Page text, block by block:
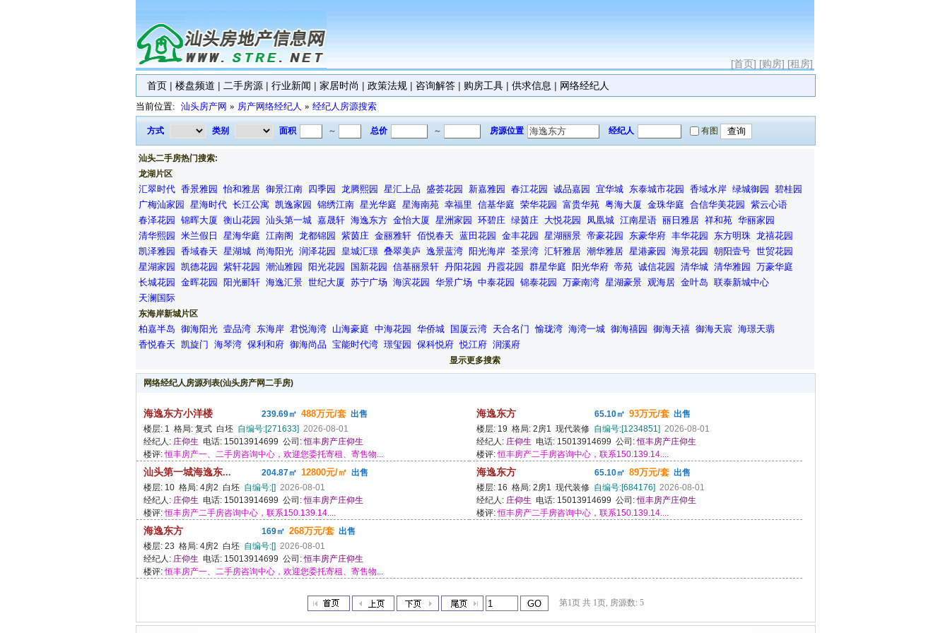
[首页] [购房] [租房]
首页 | 楼盘频道 | 二手房源 | 行业新闻 | 家居时尚 | 政策法规 | 咨询解答 | 购房工具 | 供求信息 | 网络经纪人
当前位置: 汕头房产网 » 房产网络经纪人 » 经纪人房源搜索
方式 类别 面积 ～ 总价 ～ 房源位置 经纪人 有图
汕头二手房热门搜索:
龙湖片区
汇翠时代 香景雅园 怡和雅居 御景江南 四季园 龙腾熙园 星汇上品 盛荟花园 新嘉雅园 春江花园 诚品嘉园 宜华城 东泰城市花园 香域水岸 绿城御园
碧桂园
广梅汕家园
星海时代 长江公寓 凯逸家园 锦绣江南 星光华庭 星海南苑 幸福里 信基华庭 荣华花园 富贵华苑 粤海大厦 金珠华庭 合信华美花园
紫云心语
春泽花园
锦晖大厦 衡山花园 汕头第一城 嘉晟轩 海逸东方 金怡大厦 星洲家园 环碧庄 绿茵庄 大悦花园 凤凰城 江南星语 丽日雅居 祥和苑 华丽家园
清华熙园
米兰假日 星海华庭 江南阁 龙都锦园 紫茵庄 金丽雅轩 佰悦春天 蓝田花园 金丰花园 星湖丽景 帝豪花园 东豪华府 丰华花园 东方明珠 龙禧花园
凯泽雅园
香域春天 星湖城 尚海阳光 润泽花园 皇城汇璟 叠翠美庐 逸景蓝湾 阳光海岸 荃景湾 汇轩雅居 潮华雅居 星港豪园 海景花园 朝阳壹号 世贸花园
星湖家园
凯德花园 紫轩花园 潮汕雅园 阳光花园 国新花园 信基丽景轩 丹阳花园 丹霞花园 群星华庭 阳光华府 帝苑 诚信花园 清华城 清华雅园
万豪华庭
长城花园
金晖花园 阳光郦轩 海逸汇景 世纪大厦 苏宁广场 海滨花园 华景广场 中泰花园 锦泰花园 万豪南湾 星湖豪景 观海居 金叶岛 联泰新城中心
天澜国际
东海岸新城片区
柏嘉半岛 御海阳光 壹品湾 东海岸 君悦海湾 山海豪庭 中海花园 华侨城 国厦云湾 天合名门 愉珑湾 海湾一城 御海禧园 御海天禧 御海天宸 海璟天翡
香悦春天 凯旋门 海琴湾 保利和府 御海尚品 宝能时代湾 璟玺园 保科悦府 悦江府 润溪府
显示更多搜索
网络经纪人房源列表(汕头房产网二手房)
海逸东方小洋楼 239.69㎡ 488万元/套 出售
楼层: 1 格局: 复式 白坯 自编号:[271633] 2026-08-01
经纪人: 庄仰生 电话: 15013914699 公司:恒丰房产庄仰生
楼评:恒丰房产一、二手房咨询中心，欢迎您委托寄租、寄售物...
海逸东方 65.10㎡ 93万元/套出售
楼层: 19 格局: 2房1 现代装修 自编号:[1234851] 2026-08-01
经纪人: 庄仰生 电话: 15013914699 公司:恒丰房产庄仰生
楼评:恒丰房产二手房咨询中心，联系150.139.14....
汕头第一城海逸东... 204.87㎡ 12800元/㎡ 出售
楼层: 10 格局: 4房2 白坯 自编号:[] 2026-08-01
经纪人: 庄仰生 电话: 15013914699 公司:恒丰房产庄仰生
楼评:恒丰房产二手房咨询中心，联系150.139.14....
海逸东方 65.10㎡ 89万元/套出售
楼层: 16 格局: 2房1 现代装修 自编号:[684176] 2026-08-01
经纪人: 庄仰生 电话: 15013914699 公司:恒丰房产庄仰生
楼评:恒丰房产二手房咨询中心，联系150.139.14....
海逸东方 169㎡ 268万元/套 出售
楼层: 23 格局: 4房2 白坯 自编号:[] 2026-08-01
经纪人: 庄仰生 电话: 15013914699 公司:恒丰房产庄仰生
楼评:恒丰房产一、二手房咨询中心，欢迎您委托寄租、寄售物...
第1页 共 1页, 房源数: 5